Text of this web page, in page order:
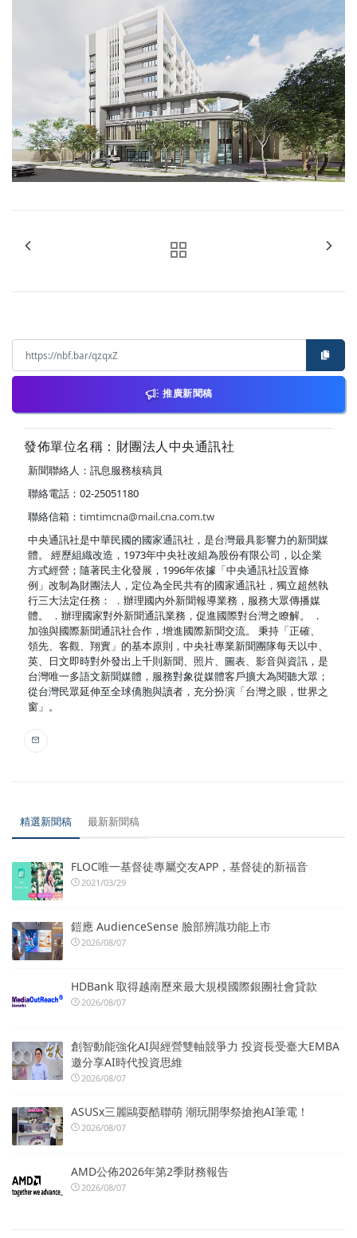
推廣新聞稿
發佈單位名稱：財團法人中央通訊社
新聞聯絡人：訊息服務核稿員
聯絡電話：02-25051180
聯絡信箱： timtimcna@mail.cna.com.tw
中央通訊社是中華民國的國家通訊社，是台灣最具影響力的新聞媒
體。 經歷組織改造，1973年中央社改組為股份有限公司，以企業
方式經營；隨著民主化發展，1996年依據「中央通訊社設置條
例」改制為財團法人，定位為全民共有的國家通訊社，獨立超然執
行三大法定任務： ．辦理國內外新聞報導業務，服務大眾傳播媒
體。 ．辦理國家對外新聞通訊業務，促進國際對台灣之瞭解。 ．
加強與國際新聞通訊社合作，增進國際新聞交流。 秉持「正確、
領先、客觀、翔實」的基本原則，中央社專業新聞團隊每天以中、
英、日文即時對外發出上千則新聞、照片、圖表、影音與資訊，是
台灣唯一多語文新聞媒體，服務對象從媒體客戶擴大為閱聽大眾；
從台灣民眾延伸至全球僑胞與讀者，充分扮演「台灣之眼，世界之
窗」。
精選新聞稿 最新新聞稿
FLOC唯一基督徒專屬交友APP，基督徒的新福音
2021/03/29
鎧應 AudienceSense 臉部辨識功能上市
2026/08/07
HDBank 取得越南歷來最大規模國際銀團社會貸款
2026/08/07
創智動能強化AI與經營雙軸競爭力 投資長受臺大EMBA
邀分享AI時代投資思維
2026/08/07
ASUSx三麗鷗耍酷聯萌 潮玩開學祭搶抱AI筆電！
2026/08/07
AMD公佈2026年第2季財務報告
2026/08/07